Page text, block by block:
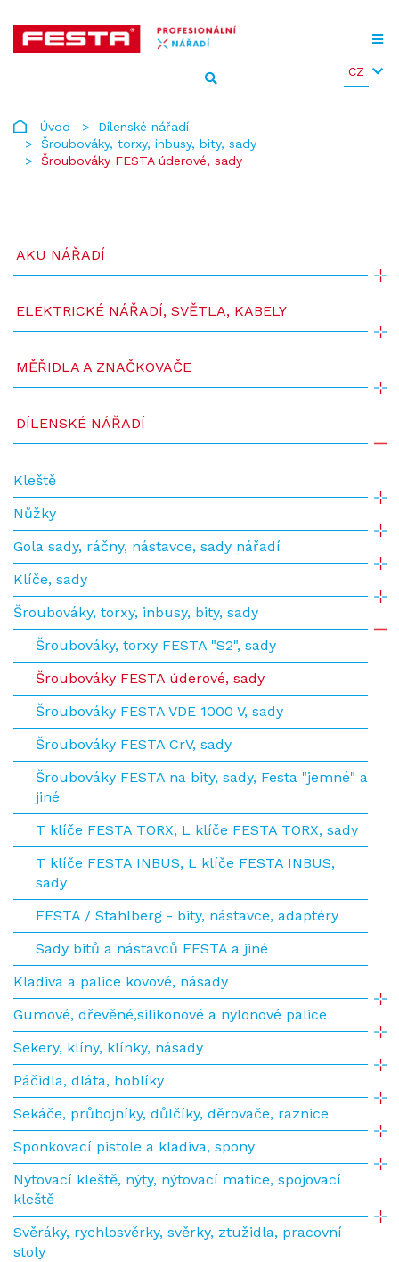
CZ
Úvod
Dílenské nářadí
Šroubováky, torxy, inbusy, bity, sady
Šroubováky FESTA úderové, sady
AKU NÁŘADÍ
ELEKTRICKÉ NÁŘADÍ, SVĚTLA, KABELY
MĚŘIDLA A ZNAČKOVAČE
DÍLENSKÉ NÁŘADÍ
Kleště
Nůžky
Gola sady, ráčny, nástavce, sady nářadí
Klíče, sady
Šroubováky, torxy, inbusy, bity, sady
Šroubováky, torxy FESTA "S2", sady
Šroubováky FESTA úderové, sady
Šroubováky FESTA VDE 1000 V, sady
Šroubováky FESTA CrV, sady
Šroubováky FESTA na bity, sady, Festa "jemné" a
jiné
T klíče FESTA TORX, L klíče FESTA TORX, sady
T klíče FESTA INBUS, L klíče FESTA INBUS,
sady
FESTA / Stahlberg - bity, nástavce, adaptéry
Sady bitů a nástavců FESTA a jiné
Kladiva a palice kovové, násady
Gumové, dřevěné,silikonové a nylonové palice
Sekery, klíny, klínky, násady
Páčidla, dláta, hoblíky
Sekáče, průbojníky, důlčíky, děrovače, raznice
Sponkovací pistole a kladiva, spony
Nýtovací kleště, nýty, nýtovací matice, spojovací
kleště
Svěráky, rychlosvěrky, svěrky, ztužidla, pracovní
stoly